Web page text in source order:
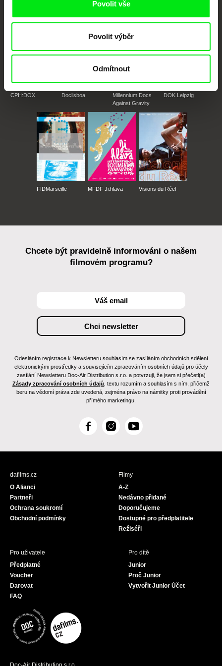
Povolit vše
Povolit výběr
Odmítnout
CPH:DOX Doclisboa
Millennium Docs
Against Gravity
DOK Leipzig
FIDMarseille MFDF Ji.hlava Visions du Réel
Chcete být pravidelně informováni o našem
filmovém programu?
Odesláním registrace k Newsletteru souhlasím se zasíláním obchodních sdělení
elektronickými prostředky a souvisejícím zpracováním osobních údajů pro účely
zasílání Newsletteru Doc-Air Distribution s.r.o. a potvrzuji, že jsem si přečetl(a)
Zásady zpracování osobních údajů , textu rozumím a souhlasím s ním, přičemž
beru na vědomí práva zde uvedená, zejména právo na námitky proti provádění
přímého marketingu.
F
c
I
s
Y
u
dafilms.cz
O Alianci
Partneři
Ochrana soukromí
Obchodní podmínky
Filmy
A-Z
Nedávno přidané
Doporučujeme
Dostupné pro předplatitele
Režiséři
Pro uživatele
Předplatné
Voucher
Darovat
FAQ
Pro dítě
Junior
Proč Junior
Vytvořit Junior Účet